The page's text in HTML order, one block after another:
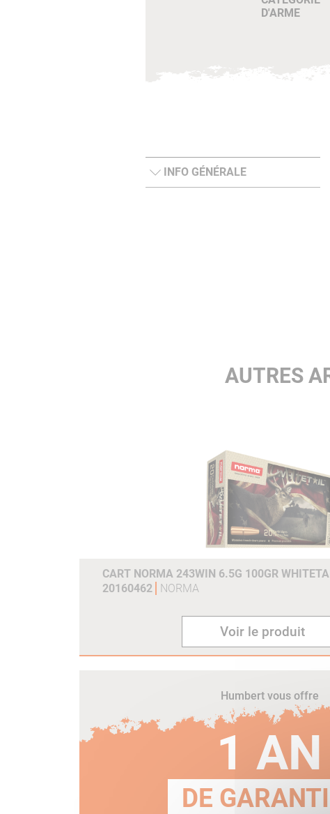
D'ARME
INFO GÉNÉRALE
AUTRES
CART NORMA 243WIN 6.5G 100GR
20160462
NORMA
Voir le produit
Humbert vous offre
1 AN
DE